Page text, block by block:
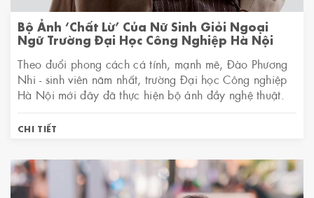
Bộ Ảnh ‘chất Lừ’ Của Nữ Sinh Giỏi Ngoại
Ngữ Trường Đại Học Công Nghiệp Hà Nội
Theo đuổi phong cách cá tính, mạnh mẽ, Đào Phương
Nhi - sinh viên năm nhất, trường Đại học Công nghiệp
Hà Nội mới đây đã thực hiện bộ ảnh đầy nghệ thuật.
CHI TIẾT